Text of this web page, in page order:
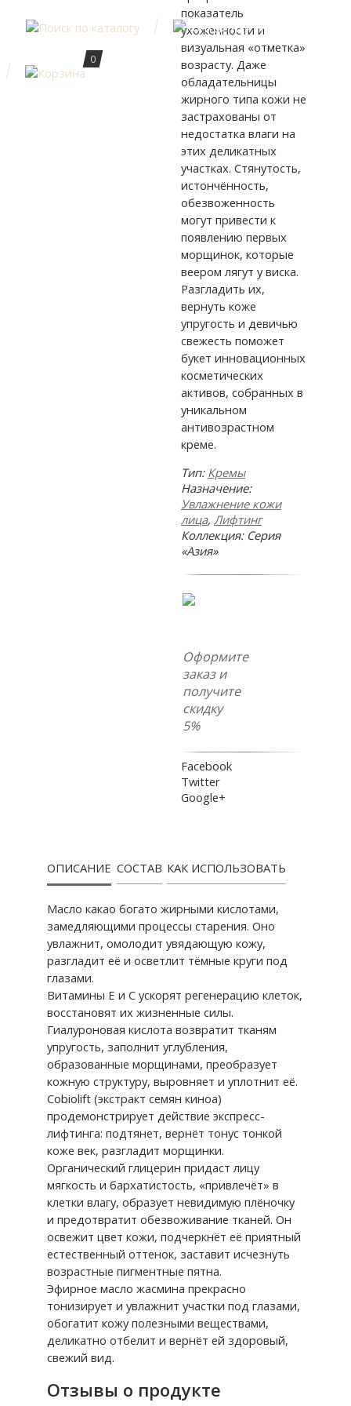
0
показатель
ухоженности и
визуальная «отметка»
возрасту. Даже
обладательницы
жирного типа кожи не
застрахованы от
недостатка влаги на
этих деликатных
участках. Стянутость,
истончённость,
обезвоженность
могут привести к
появлению первых
морщинок, которые
веером лягут у виска.
Разгладить их,
вернуть коже
упругость и девичью
свежесть поможет
букет инновационных
косметических
активов, собранных в
уникальном
антивозрастном
креме.
Тип: Кремы
Назначение:
Увлажнение кожи
лица, Лифтинг
Коллекция: Серия
«Азия»
Оформите
заказ и
получите
скидку
5%
Facebook
Twitter
Google+
ОПИСАНИЕ СОСТАВ КАК ИСПОЛЬЗОВАТЬ
Масло какао богато жирными кислотами,
замедляющими процессы старения. Оно
увлажнит, омолодит увядающую кожу,
разгладит её и осветлит тёмные круги под
глазами.
Витамины Е и С ускорят регенерацию клеток,
восстановят их жизненные силы.
Гиалуроновая кислота возвратит тканям
упругость, заполнит углубления,
образованные морщинами, преобразует
кожную структуру, выровняет и уплотнит её.
Cobiolift (экстракт семян киноа)
продемонстрирует действие экспресс-
лифтинга: подтянет, вернёт тонус тонкой
коже век, разгладит морщинки.
Органический глицерин придаст лицу
мягкость и бархатистость, «привлечёт» в
клетки влагу, образует невидимую плёночку
и предотвратит обезвоживание тканей. Он
освежит цвет кожи, подчеркнёт её приятный
естественный оттенок, заставит исчезнуть
возрастные пигментные пятна.
Эфирное масло жасмина прекрасно
тонизирует и увлажнит участки под глазами,
обогатит кожу полезными веществами,
деликатно отбелит и вернёт ей здоровый,
свежий вид.
Отзывы о продукте